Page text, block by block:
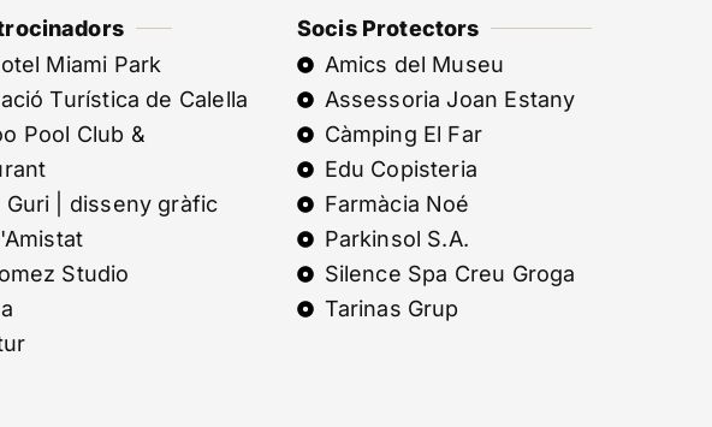
Miami Park
Turística de Calella
Pool Club &
Guri | disseny gràfic
Studio
Socis Protectors
Amics del Museu
Assessoria Joan Estany
Càmping El Far
Edu Copisteria
Farmàcia Noé
Parkinsol S.A.
Silence Spa Creu Groga
Tarinas Grup